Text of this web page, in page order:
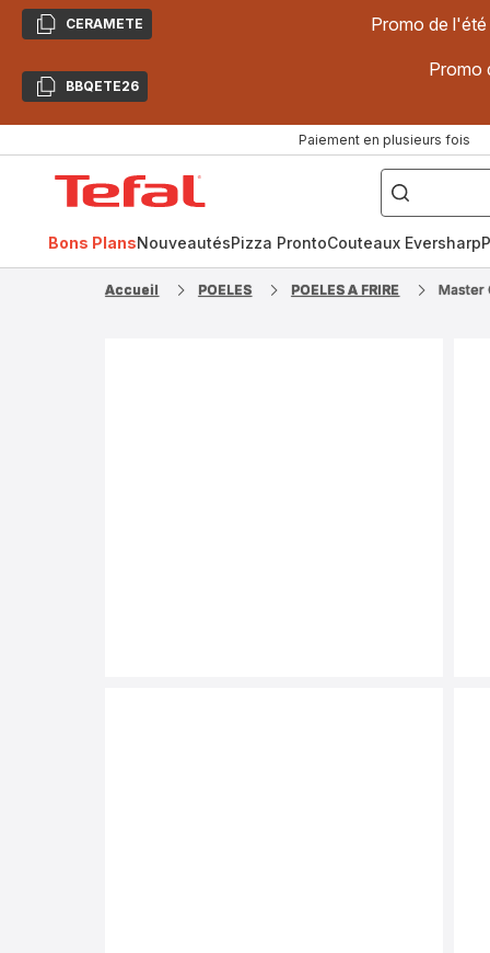
CopierCERAMETE Promo de
CopierBBQETE26
Promo
Paiement en plusieurs fois
["Poêles
inox,
Cake
Factory,
Bons PlansNouveautésPizza ProntoCouteaux Eversharp
Accueil POELES POELES A FRIRE Master